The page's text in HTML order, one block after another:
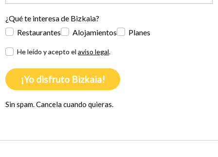
¿Qué te interesa de Bizkaia?
Restaurantes
Alojamientos Planes
He leído y acepto elaviso legal.
¡Yo disfruto Bizkaia!
Sin spam. Cancela cuando quieras.